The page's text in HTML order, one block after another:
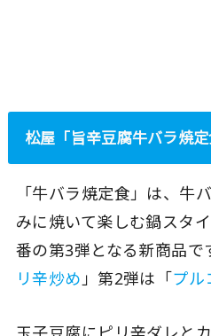
松屋「旨辛豆腐牛バラ焼
「牛バラ焼定食」は、牛
みに焼いて楽しむ鍋スタ
番の第3弾となる新商品で
リ辛炒め」第2弾は「プル